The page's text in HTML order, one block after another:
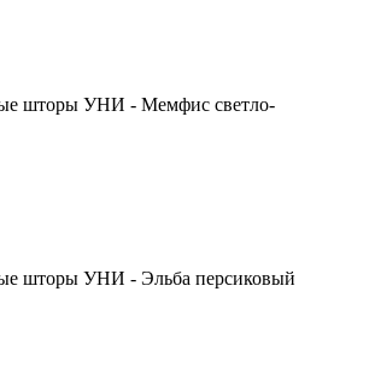
шторы УНИ - Мемфис светло-
шторы УНИ - Эльба персиковый